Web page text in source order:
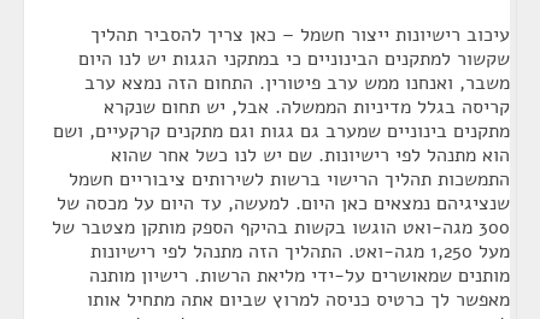
עיכוב רישיונות ייצור חשמל – כאן צריך להסביר תהליך
שקשור למתקנים הבינוניים כי במתקני הגגות יש לנו היום
משבר, ואנחנו ממש ערב פיטורין. התחום הזה נמצא ערב
קריסה בגלל מדיניות הממשלה. אבל, יש תחום שנקרא
מתקנים בינוניים שמערב גם גגות וגם מתקנים קרקעיים, ושם
הוא מתנהל לפי רישיונות. שם יש לנו כשל אחר שהוא
התמשכות תהליך הרישוי ברשות לשירותים ציבוריים חשמל
שנציגיהם נמצאים כאן היום. למעשה, עד היום על מכסה של
300 מגה-ואט הוגשו בקשות בהיקף הספק מותקן מצטבר של
מעל 1,250 מגה-ואט. התהליך הזה מתנהל לפי רישיונות
מותנים שמאושרים על-ידי מליאת הרשות. רישיון מותנה
מאפשר לך כרטיס כניסה למרוץ שביום אתה מתחיל אותו